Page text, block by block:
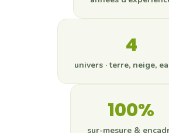
Black-jack, roulette, poker & croupiers
Toutes les soirées →
Contact
4
univers · terre, neige,
100%
sur-mesure &